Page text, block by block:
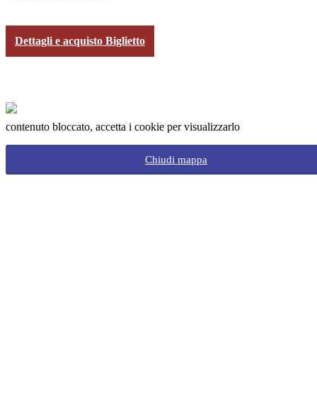
Dettagli e acquisto Biglietto
contenuto bloccato, accetta i cookie per visualizzarlo
Chiudi mappa